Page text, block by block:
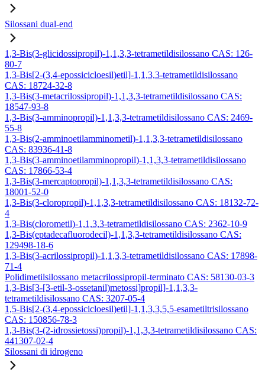
Silossani dual-end
1,3-Bis(3-glicidossipropil)-1,1,3,3-tetrametildisilossano CAS: 126-
80-7
1,3-Bis[2-(3,4-epossicicloesil)etil]-1,1,3,3-tetrametildisilossano
CAS: 18724-32-8
1,3-Bis(3-metacrilossipropil)-1,1,3,3-tetrametildisilossano CAS:
18547-93-8
1,3-Bis(3-amminopropil)-1,1,3,3-tetrametildisilossano CAS: 2469-
55-8
1,3-Bis(2-amminoetilamminometil)-1,1,3,3-tetrametildisilossano
CAS: 83936-41-8
1,3-Bis(3-amminoetilamminopropil)-1,1,3,3-tetrametildisilossano
CAS: 17866-53-4
1,3-Bis(3-mercaptopropil)-1,1,3,3-tetrametildisilossano CAS:
18001-52-0
1,3-Bis(3-cloropropil)-1,1,3,3-tetrametildisilossano CAS: 18132-72-
4
1,3-Bis(clorometil)-1,1,3,3-tetrametildisilossano CAS: 2362-10-9
1,3-Bis(eptadecafluorodecil)-1,1,3,3-tetrametildisilossano CAS:
129498-18-6
1,3-Bis(3-acrilossipropil)-1,1,3,3-tetrametildisilossano CAS: 17898-
71-4
Polidimetilsilossano metacrilossipropil-terminato CAS: 58130-03-3
1,3-Bis[3-[3-etil-3-ossetanil)metossi]propil]-1,1,3,3-
tetrametildisilossano CAS: 3207-05-4
1,5-Bis[2-(3,4-epossicicloesil)etil]-1,1,3,3,5,5-esametiltrisilossano
CAS: 150856-78-3
1,3-Bis(3-(2-idrossietossi)propil)-1,1,3,3-tetrametildisilossano CAS:
441307-02-4
Silossani di idrogeno